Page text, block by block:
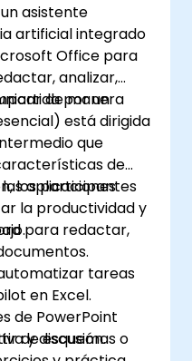
asistente
artificial integrado
Office para
analizar,
de manera
por un
está dirigida
que
de
aplicaciones
la productividad y
los participantes
para redactar,
tareas
en Excel.
de PowerPoint
de esquemas o
y discusión.